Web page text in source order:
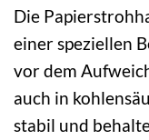
Die
einer speziellen
vor dem
auch in
stabil und